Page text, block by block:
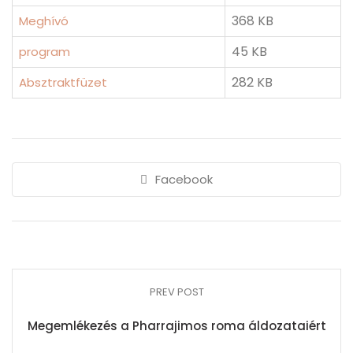
Meghívó 368 KB
program 45 KB
Absztraktfüzet 282 KB
Facebook
PREV POST
Megemlékezés a Pharrajimos roma áldozataiért